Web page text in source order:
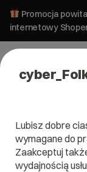
Promocja
internetowy Shoper
Pomoc»Jak
Jak
Lubisz dobre
wymagane do
Zaakceptuj
wydajnością